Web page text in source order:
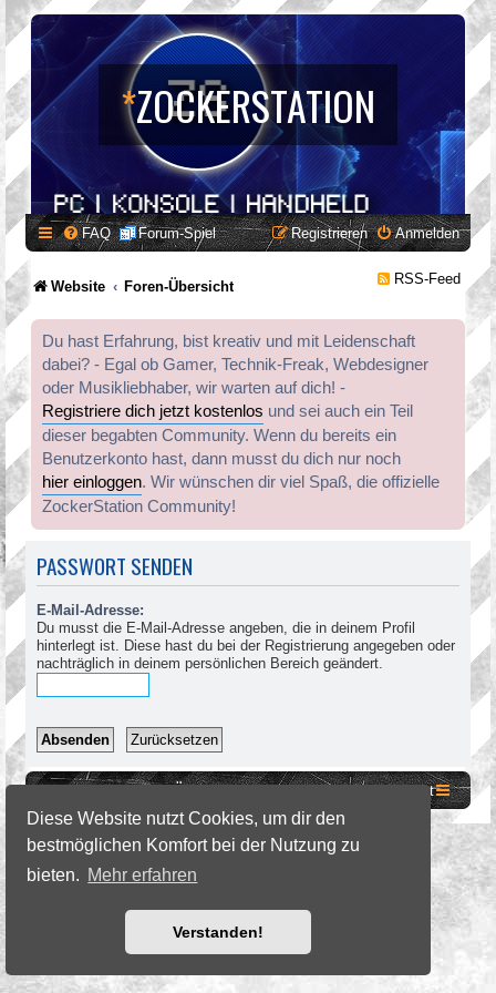
Diese Website nutzt Cookies, um dir den
bestmöglichen Komfort bei der Nutzung zu
bieten. Mehr erfahren
Verstanden!
*ZOCKERSTATION
FAQ Forum-Spiel Anmelden
Registrieren
Website Foren-Übersicht RSS-Feed
Du hast Erfahrung, bist kreativ und mit Leidenschaft
dabei? - Egal ob Gamer, Technik-Freak, Webdesigner
oder Musikliebhaber, wir warten auf dich! -
Registriere dich jetzt kostenlos und sei auch ein Teil
dieser begabten Community. Wenn du bereits ein
Benutzerkonto hast, dann musst du dich nur noch
hier einloggen. Wir wünschen dir viel Spaß, die offizielle
ZockerStation Community!
PASSWORT SENDEN
E-Mail-Adresse:
Du musst die E-Mail-Adresse angeben, die in deinem Profil
hinterlegt ist. Diese hast du bei der Registrierung angegeben oder
nachträglich in deinem persönlichen Bereich geändert.
Kontakt
©2026 ZockerStation Foundation